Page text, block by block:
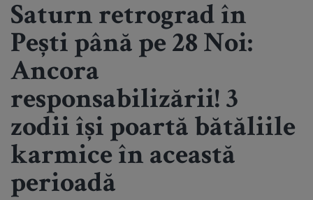
Saturn retrograd în
Pești până pe 28 Noi:
Ancora
responsabilizării! 3
zodii își poartă bătăliile
karmice în această
perioadă